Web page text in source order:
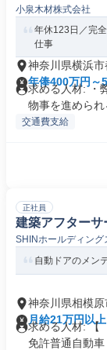
小泉木材株式会社
年休123日／完
仕事
神奈川県横浜
年俸400万円～
求める人材: ・
物事を進められ
交通費支給
正社員
建築アフターサ
SHINホールディン
自動ドアのメン
神奈川県相模
月給21万円以上
求める人材:
免許普通自動車